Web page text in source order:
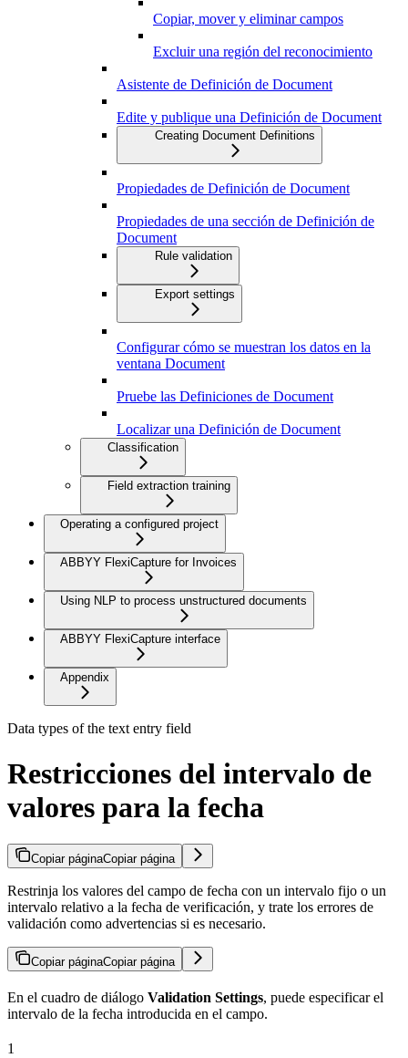
Copiar, mover y eliminar campos
Excluir una región del reconocimiento
Asistente de Definición de Document
Edite y publique una Definición de Document
Creating Document Definitions
Propiedades de Definición de Document
Propiedades de una sección de Definición de
Document
Rule validation
Export settings
Configurar cómo se muestran los datos en la
ventana Document
Pruebe las Definiciones de Document
Localizar una Definición de Document
Classification
Field extraction training
Operating a configured project
ABBYY FlexiCapture for Invoices
Using NLP to process unstructured documents
ABBYY FlexiCapture interface
Appendix
Data types of the text entry field
Restricciones del intervalo de
valores para la fecha
Copiar páginaCopiar página
Restrinja los valores del campo de fecha con un intervalo fijo o un
intervalo relativo a la fecha de verificación, y trate los errores de
validación como advertencias si es necesario.
Copiar páginaCopiar página
En el cuadro de diálogo Validation Settings, puede especificar el
intervalo de la fecha introducida en el campo.
1